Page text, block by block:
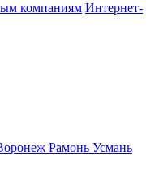
компаниям Интернет-
Рамонь Усмань